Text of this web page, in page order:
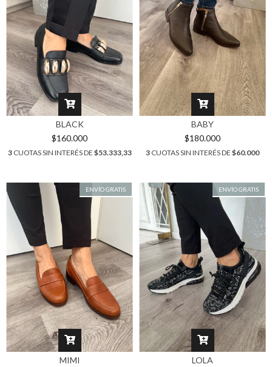
BLACK
$160.000
3CUOTAS SIN INTERÉS DE $53.333,33
BABY
$180.000
3 CUOTAS SIN INTERÉS DE $60.000
ENVÍO GRATIS
MIMI
ENVÍO GRATIS
LOLA